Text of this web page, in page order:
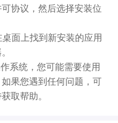
协议，然后选择安装位
面上找到新安装的应用
系统，您可能需要使用
果您遇到任何问题，可
取帮助。